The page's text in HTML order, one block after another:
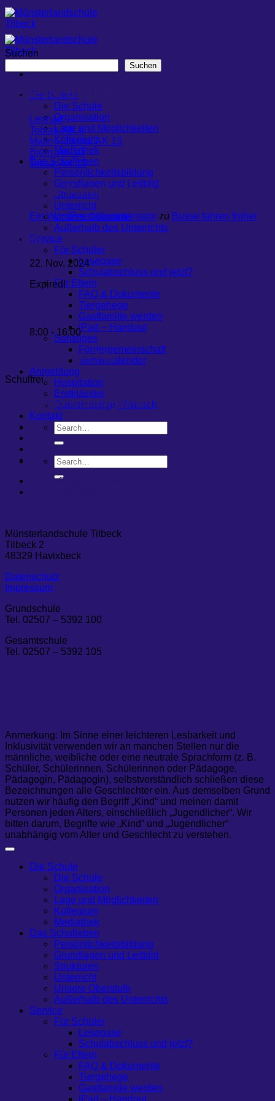
Zum
Inhalt
springen
Die Schule
Die Schule
Organisation
Lage und Möglichkeiten
Kollegium
Mediathek
Das Schulleben
Persönlichkeitsbildung
Grundlagen und Leitbild
Strukturen
Unterricht
Unsere Oberstufe
Außerhalb des Unterrichts
Service
Für Schüler
Leseoase
Schulabschluss und jetzt?
Für Eltern
FAQ & Dokumente
Tiergehege
Gastfamilie werden
iPad – Handout
Sonstiges
Fördergemeinschaft
Terminkalender
Anmeldung
Hospitation
Erstklässler
Quereinsteiger-Wunsch
Kontakt
Suchen
Suchen
Neueste Beiträge
Lennart
Tobias, AK 4
Malin – Joana, AK 13
Björn, AK 10
Tessa, AK 13
Neueste Kommentare
Ein WordPress-Kommentator zu Busse fahren früher
Datum
22. Nov. 2024
Expired!
8:00 - 16:00
Pädagogischer Tag
Schulfrei
Diese Veranstaltung teilen
+ zum Google Calendar hinzufügen
Münsterlandschule Tilbeck
Tilbeck 2
48329 Havixbeck
Datenschutz
Impressum
Grundschule
Tel. 02507 – 5392 100
Gesamtschule
Tel. 02507 – 5392 105
Anmerkung: Im Sinne einer leichteren Lesbarkeit und
Inklusivität verwenden wir an manchen Stellen nur die
männliche, weibliche oder eine neutrale Sprachform (z. B.
Schüler, Schülerinnen, Schülerinnen oder Pädagoge,
Pädagogin, Pädagogin), selbstverständlich schließen diese
Bezeichnungen alle Geschlechter ein. Aus demselben Grund
nutzen wir häufig den Begriff „Kind“ und meinen damit
Personen jeden Alters, einschließlich „Jugendlicher“. Wir
bitten darum, Begriffe wie „Kind“ und „Jugendlicher“
unabhängig vom Alter und Geschlecht zu verstehen.
Die Schule
Die Schule
Organisation
Lage und Möglichkeiten
Kollegium
Mediathek
Das Schulleben
Persönlichkeitsbildung
Grundlagen und Leitbild
Strukturen
Unterricht
Unsere Oberstufe
Außerhalb des Unterrichts
Service
Für Schüler
Leseoase
Schulabschluss und jetzt?
Für Eltern
FAQ & Dokumente
Tiergehege
Gastfamilie werden